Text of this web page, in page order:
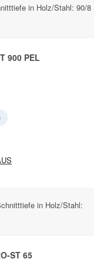
in Holz/Stahl: 90/8
900 PEL
in Holz/Stahl:
ST 65